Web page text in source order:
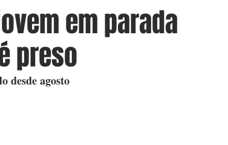
em parada
preso
desde agosto